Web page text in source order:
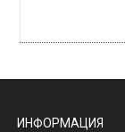
ИНФОРМАЦИЯ